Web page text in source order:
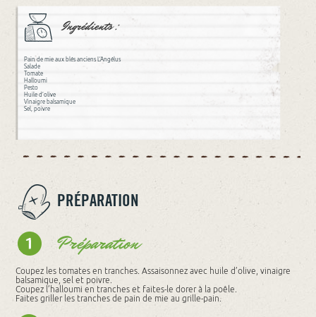
Ingrédients :
Pain de mie aux blés anciens L’Angélus
Salade
Tomate
Halloumi
Pesto
Huile d’olive
Vinaigre balsamique
Sel, poivre
PRÉPARATION
Préparation
Coupez les tomates en tranches. Assaisonnez avec huile d’olive, vinaigre
balsamique, sel et poivre.
Coupez l’halloumi en tranches et faites-le dorer à la poêle.
Faites griller les tranches de pain de mie au grille-pain.